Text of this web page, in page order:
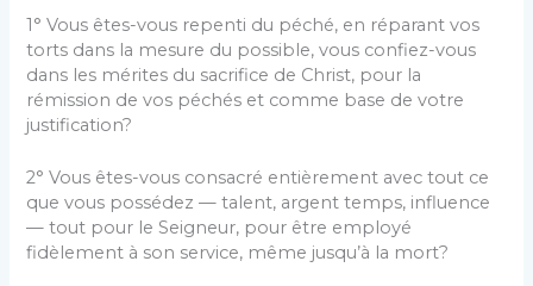
1° Vous êtes-vous repenti du péché, en réparant vos
torts dans la mesure du possible, vous confiez-vous
dans les mérites du sacrifice de Christ, pour la
rémission de vos péchés et comme base de votre
justification?
2° Vous êtes-vous consacré entièrement avec tout ce
que vous possédez — talent, argent temps, influence
— tout pour le Seigneur, pour être employé
fidèlement à son service, même jusqu’à la mort?